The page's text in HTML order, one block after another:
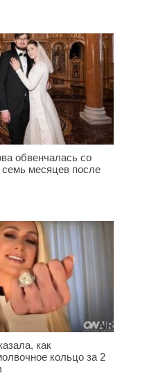
обвенчалась со
месяцев после
как
кольцо за 2